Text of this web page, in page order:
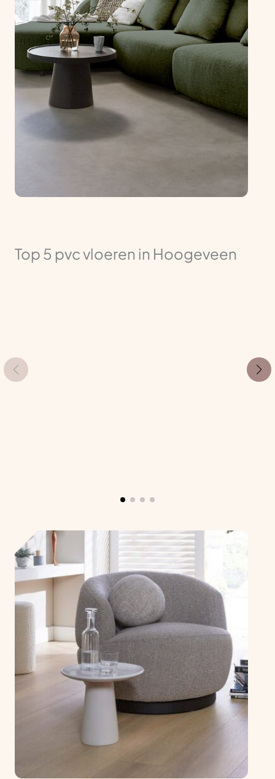
Top 5 pvc vloeren in Hoogeveen